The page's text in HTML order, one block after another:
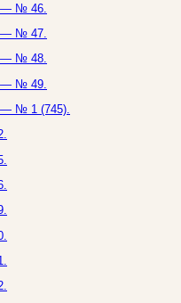
— № 46.
— № 47.
— № 48.
— № 49.
— № 1 (745).